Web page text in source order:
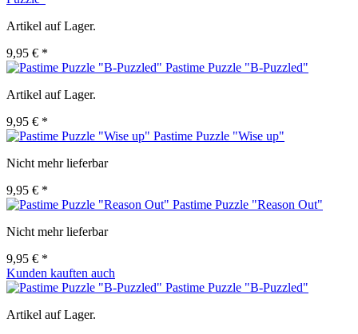
Artikel auf Lager.
9,95 € *
Pastime Puzzle "B-Puzzled"
Artikel auf Lager.
9,95 € *
Pastime Puzzle "Wise up"
Nicht mehr lieferbar
9,95 € *
Pastime Puzzle "Reason Out"
Nicht mehr lieferbar
9,95 € *
Kunden kauften auch
Pastime Puzzle "B-Puzzled"
Artikel auf Lager.